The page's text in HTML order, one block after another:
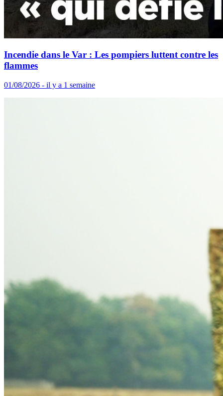
Incendie dans le Var : Les pompiers luttent contre les
flammes
01/08/2026 - il y a 1 semaine